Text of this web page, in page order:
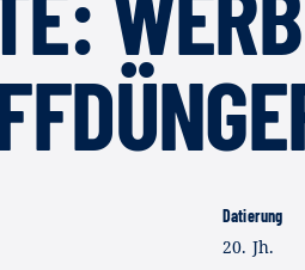
Datierung
20. Jh.